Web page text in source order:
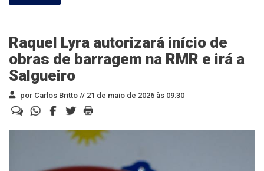
Raquel Lyra autorizará início de
obras de barragem na RMR e irá a
Salgueiro
por Carlos Britto // 21 de maio de 2026 às 09:30